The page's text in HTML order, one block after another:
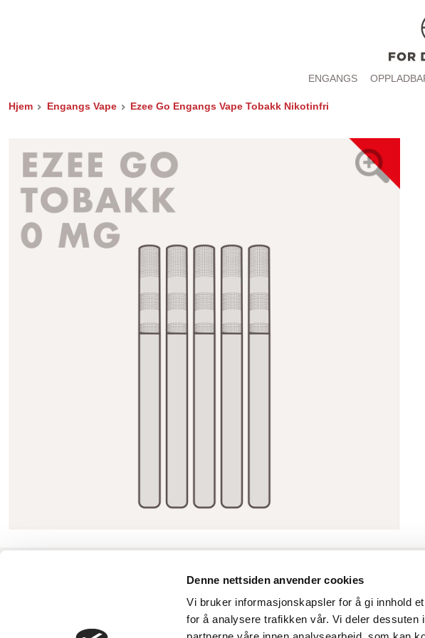
Denne nettsiden anvender cookies
Vi bruker informasjonskapsler for å gi innhold
for å analysere trafikken vår. Vi deler
ENGANGS
Hjem Engangs Vape Ezee Go Engangs Vape Tobakk Nikotinfri
Levering og betaling
Engangs Vape
Pods
Puff Bar
Kontakt
Om Ezee
Blog
Produktinformasjon